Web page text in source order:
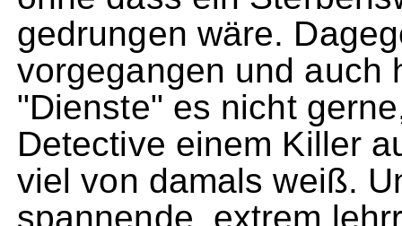
gedrungen wäre.
vorgegangen und auch
"Dienste" es nicht
Detective einem Killer
viel von damals weiß.
spannende, extrem